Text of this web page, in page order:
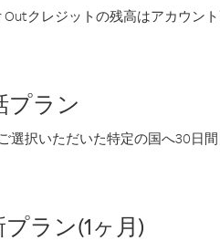
Outクレジットの残高はアカウン
プラン
選択いただいた特定の国へ30日
ラン(1ヶ月)